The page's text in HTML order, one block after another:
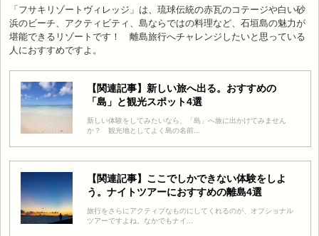
「フサキリゾートヴィレッジ」は、琉球伝統の赤瓦のコテージや白い砂
浜のビーチ、アクティビティ、島ならではの料理など、石垣島の魅力が
堪能できるリゾートです！ 離島旅行へチャレンジしたいと思っている
人におすすめですよ。
【関連記事】新しい旅へ出る。おすすめの
「島」と観光スポット4選
新しい体験をしてみたいなら、「島」へ旅に出かけてみません
か？ 観光地としてよく島の名前...
【関連記事】ここでしかできない体験をしよ
う。ナイトツアーにおすすめの離島4選
旅行をさらにアクティブなものにしてくれるのが、オプショナル
ツアーですよね。なかでもナイ...